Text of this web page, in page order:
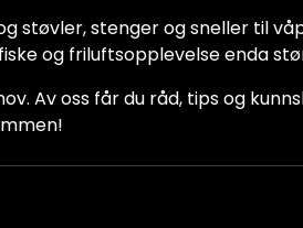
støvler, stenger og sneller til
og friluftsopplevelse enda
Av oss får du råd, tips og